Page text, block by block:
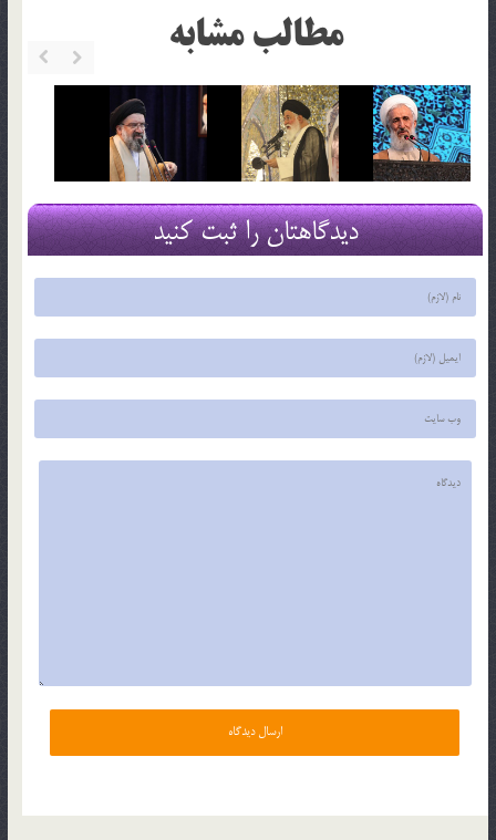
مطالب مشابه
دیدگاهتان را ثبت کنید